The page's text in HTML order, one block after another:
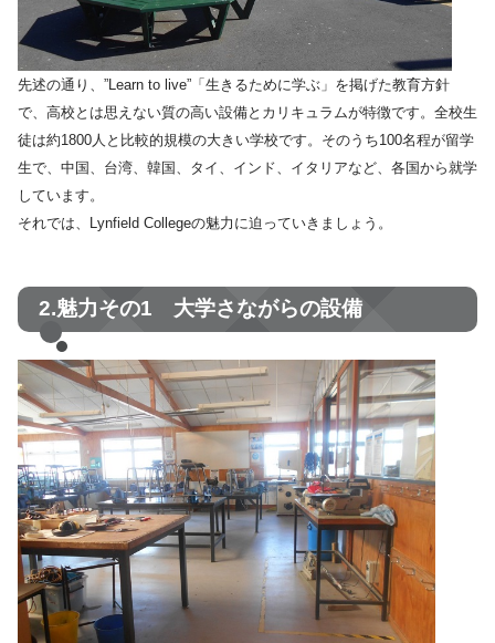
先述の通り、”Learn to live”「生きるために学ぶ」を掲げた教育方針
で、高校とは思えない質の高い設備とカリキュラムが特徴です。全校生
徒は約1800人と比較的規模の大きい学校です。そのうち100名程が留学
生で、中国、台湾、韓国、タイ、インド、イタリアなど、各国から就学
しています。
それでは、Lynfield Collegeの魅力に迫っていきましょう。
2.魅力その1 大学さながらの設備